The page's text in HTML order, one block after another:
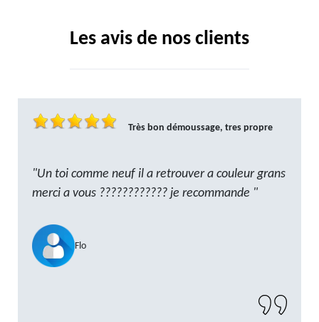
Les avis de nos clients
Très bon démoussage, tres propre
"Un toi comme neuf il a retrouver a couleur grans
merci a vous ???????????? je recommande "
Flo